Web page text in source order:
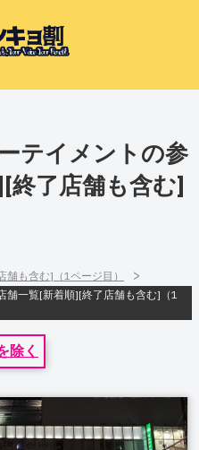
テイメントの参
終了店舗も含む]
も含む]（1ページ目） >
舗一覧[新着順][終了店舗も含む]（1
除く